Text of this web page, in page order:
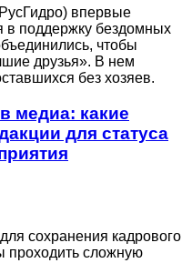
впервые
в поддержку бездомных
чтобы
друзья». В нем
без хозяев.
медиа: какие
для статуса
сохранения кадрового
проходить сложную